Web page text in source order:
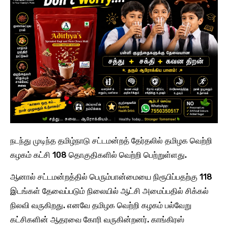
நடந்து முடிந்த தமிழ்நாடு சட்டமன்றத் தேர்தலில் தமிழக வெற்றி
கழகம் கட்சி 108 தொகுதிகளில் வெற்றி பெற்றுள்ளது.
ஆனால் சட்டமன்றத்தில் பெரும்பான்மையை நிரூபிப்பதற்கு 118
இடங்கள் தேவைப்படும் நிலையில் ஆட்சி அமைப்பதில் சிக்கல்
நிலவி வருகிறது. எனவே தமிழக வெற்றி கழகம் பல்வேறு
கட்சிகளின் ஆதரவை கோரி வருகின்றனர். காங்கிரஸ்